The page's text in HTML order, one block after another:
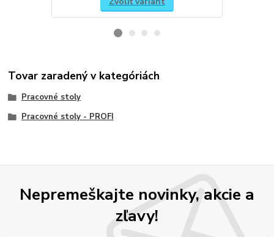
Tovar zaradený v kategóriách
Pracovné stoly
Pracovné stoly - PROFI
Nepremeškajte novinky, akcie a
zľavy!